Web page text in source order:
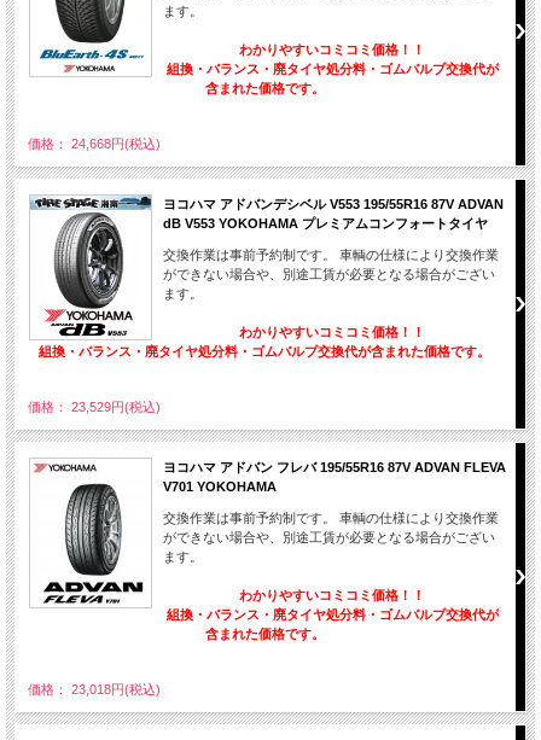
ます。
わかりやすいコミコミ価格！！
組換・バランス・廃タイヤ処分料・ゴムバルブ交換代が
含まれた価格です。
価格： 24,668円(税込)
ヨコハマ アドバンデシベル V553 195/55R16 87V ADVAN
dB V553 YOKOHAMA プレミアムコンフォートタイヤ
交換作業は事前予約制です。 車輌の仕様により交換作業
ができない場合や、別途工賃が必要となる場合がござい
ます。
わかりやすいコミコミ価格！！
組換・バランス・廃タイヤ処分料・ゴムバルブ交換代が含まれた価格です。
価格： 23,529円(税込)
ヨコハマ アドバン フレバ 195/55R16 87V ADVAN FLEVA
V701 YOKOHAMA
交換作業は事前予約制です。 車輌の仕様により交換作業
ができない場合や、別途工賃が必要となる場合がござい
ます。
わかりやすいコミコミ価格！！
組換・バランス・廃タイヤ処分料・ゴムバルブ交換代が
含まれた価格です。
価格： 23,018円(税込)